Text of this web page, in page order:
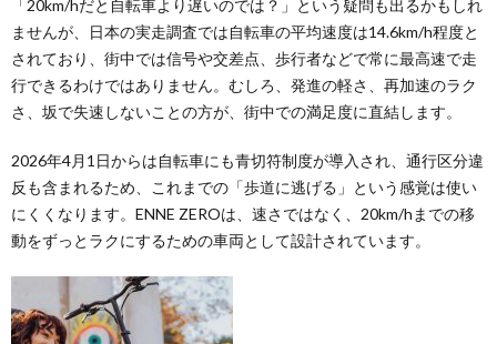
「20km/hだと自転車より遅いのでは？」という疑問も出るかもしれ
ませんが、日本の実走調査では自転車の平均速度は14.6km/h程度と
されており、街中では信号や交差点、歩行者などで常に最高速で走
行できるわけではありません。むしろ、発進の軽さ、再加速のラク
さ、坂で失速しないことの方が、街中での満足度に直結します。
2026年4月1日からは自転車にも青切符制度が導入され、通行区分違
反も含まれるため、これまでの「歩道に逃げる」という感覚は使い
にくくなります。ENNE ZEROは、速さではなく、20km/hまでの移
動をずっとラクにするための車両として設計されています。